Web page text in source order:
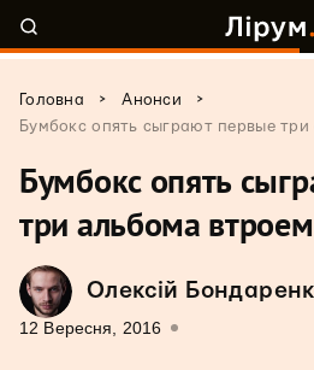
Головна > Анонси
>
Бумбокс опять сыграют первые
Бумбокс опять
три альбома втроем
Олексій
12 Вересня, 2016